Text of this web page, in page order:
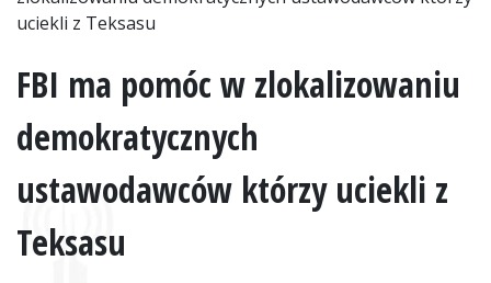
uciekli z Teksasu
FBI ma pomóc w zlokalizowaniu
demokratycznych
ustawodawców którzy uciekli z
Teksasu